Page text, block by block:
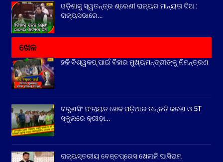
ଓଡ଼ିଶାକୁ ସ୍ୱତନ୍ତ୍ର ଶ୍ରେଣୀ ରାଜ୍ୟର ମାନ୍ୟତା ଦିଅ :
ରାଜ୍ୟସଭାରେ…
ଖେଳ
ହକି ବିଶ୍ୱକପ୍ ପାଇଁ ବିହାର ମୁଖ୍ୟମନ୍ତ୍ରୀଙ୍କୁ ନିମନ୍ତ୍ରଣ
ବରୁଣସିଂ ପଂଚାୟତ ଖେଳ ପଡ଼ିଆର ଉନ୍ନତି କରଣ ଓ 5T
ସ୍କୁଲରେ କ୍ରୀଡ଼ା…
ରାଜ୍ୟସ୍ତରୀୟ ବେଞ୍ଚପ୍ରେସ ଖେଳାଳି ଘାସିରାମ